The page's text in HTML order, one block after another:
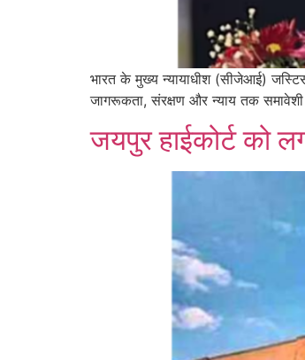
भारत के मुख्य न्यायाधीश (सीजेआई)
जागरूकता, संरक्षण और न्याय तक
जयपुर हाईकोर्ट को